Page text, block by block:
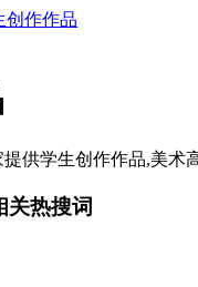
创作作品
供学生创作作品,美术
关热搜词